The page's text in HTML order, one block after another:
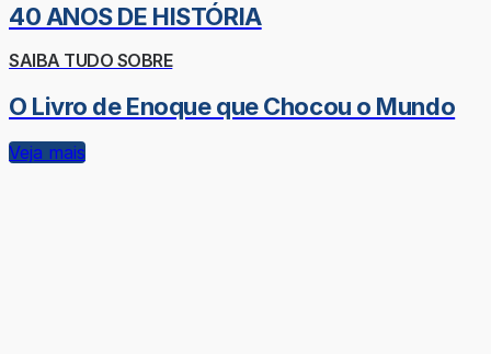
40 ANOS DE HISTÓRIA
SAIBA TUDO SOBRE
O Livro de Enoque que Chocou o Mundo
Veja mais